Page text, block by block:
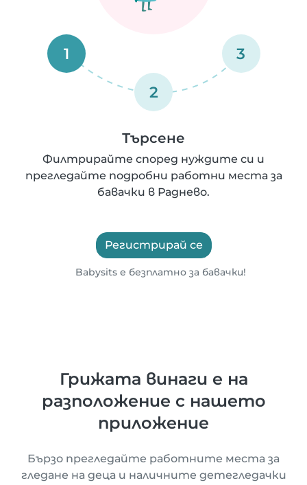
1
2
3
Търсене
Филтрирайте според нуждите си и
прегледайте подробни работни места за
бавачки в Раднево.
Регистрирай се
Babysits е безплатно за бавачки!
Грижата винаги е на
разположение с нашето
приложение
Бързо прегледайте работните места за
гледане на деца и наличните детегледачки